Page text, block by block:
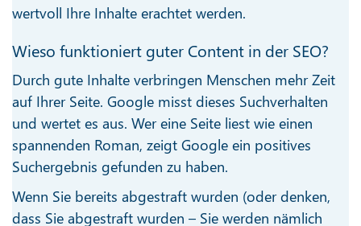
wertvoll Ihre Inhalte erachtet werden.
Wieso funktioniert guter Content in der SEO?
Durch gute Inhalte verbringen Menschen mehr Zeit
auf Ihrer Seite. Google misst dieses Suchverhalten
und wertet es aus. Wer eine Seite liest wie einen
spannenden Roman, zeigt Google ein positives
Suchergebnis gefunden zu haben.
Wenn Sie bereits abgestraft wurden (oder denken,
dass Sie abgestraft wurden – Sie werden nämlich